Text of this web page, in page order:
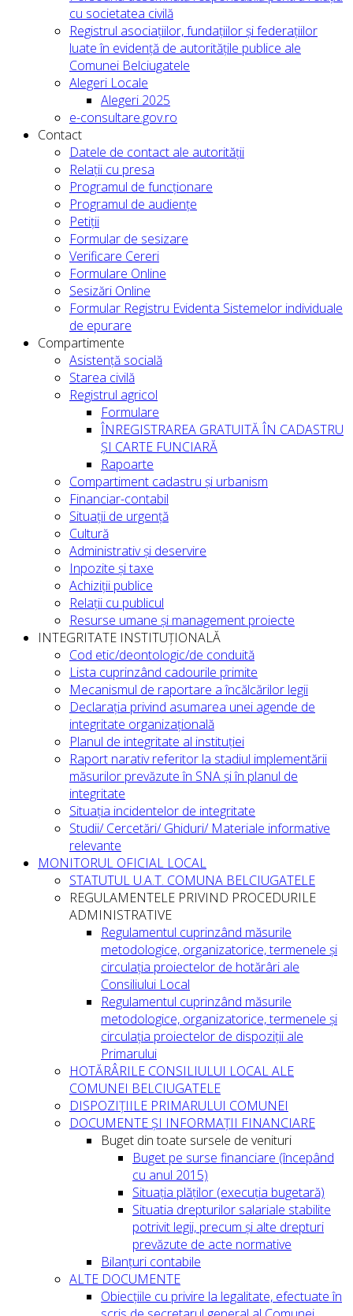
cu societatea civilă
Registrul asociațiilor, fundațiilor și federațiilor
luate în evidență de autoritățile publice ale
Comunei Belciugatele
Alegeri Locale
Alegeri 2025
e-consultare.gov.ro
Contact
Datele de contact ale autorității
Relații cu presa
Programul de funcționare
Programul de audiențe
Petiții
Formular de sesizare
Verificare Cereri
Formulare Online
Sesizări Online
Formular Registru Evidenta Sistemelor individuale
de epurare
Compartimente
Asistență socială
Starea civilă
Registrul agricol
Formulare
ÎNREGISTRAREA GRATUITĂ ÎN CADASTRU
ȘI CARTE FUNCIARĂ
Rapoarte
Compartiment cadastru și urbanism
Financiar-contabil
Situații de urgență
Cultură
Administrativ și deservire
Inpozite și taxe
Achiziții publice
Relații cu publicul
Resurse umane și management proiecte
INTEGRITATE INSTITUȚIONALĂ
Cod etic/deontologic/de conduită
Lista cuprinzând cadourile primite
Mecanismul de raportare a încălcărilor legii
Declarația privind asumarea unei agende de
integritate organizațională
Planul de integritate al instituției
Raport narativ referitor la stadiul implementării
măsurilor prevăzute în SNA și în planul de
integritate
Situația incidentelor de integritate
Studii/ Cercetări/ Ghiduri/ Materiale informative
relevante
MONITORUL OFICIAL LOCAL
STATUTUL U.A.T. COMUNA BELCIUGATELE
REGULAMENTELE PRIVIND PROCEDURILE
ADMINISTRATIVE
Regulamentul cuprinzând măsurile
metodologice, organizatorice, termenele și
circulația proiectelor de hotărâri ale
Consiliului Local
Regulamentul cuprinzând măsurile
metodologice, organizatorice, termenele și
circulația proiectelor de dispoziții ale
Primarului
HOTĂRÂRILE CONSILIULUI LOCAL ALE
COMUNEI BELCIUGATELE
DISPOZIȚIILE PRIMARULUI COMUNEI
DOCUMENTE ȘI INFORMAȚII FINANCIARE
Buget din toate sursele de venituri
Buget pe surse financiare (începând
cu anul 2015)
Situația plăților (execuția bugetară)
Situatia drepturilor salariale stabilite
potrivit legii, precum și alte drepturi
prevăzute de acte normative
Bilanțuri contabile
ALTE DOCUMENTE
Obiecțiile cu privire la legalitate, efectuate în